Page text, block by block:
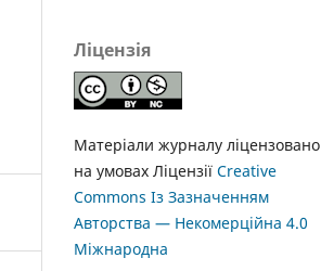
Ліцензія
Матеріали журналу ліцензовано
на умовах Ліцензії Creative
Commons Із Зазначенням
Авторства — Некомерційна 4.0
Міжнародна